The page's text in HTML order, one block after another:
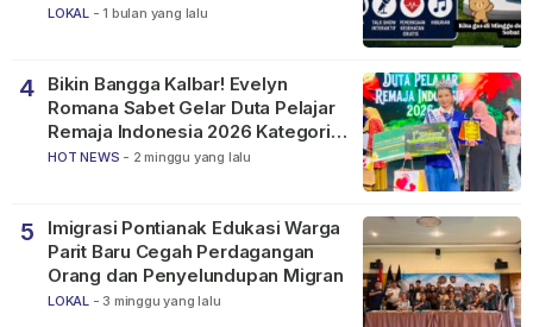
LOKAL - 1 bulan yang lalu
4
Bikin Bangga Kalbar! Evelyn
Romana Sabet Gelar Duta Pelajar
Remaja Indonesia 2026 Kategori
SMP
HOT NEWS - 2 minggu yang lalu
5
Imigrasi Pontianak Edukasi Warga
Parit Baru Cegah Perdagangan
Orang dan Penyelundupan Migran
LOKAL - 3 minggu yang lalu